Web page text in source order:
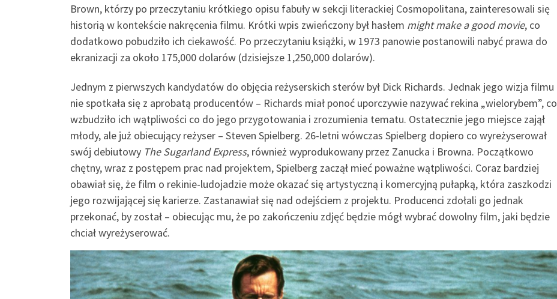
Brown, którzy po przeczytaniu krótkiego opisu fabuły w sekcji literackiej Cosmopolitana, zainteresowali się
historią w kontekście nakręcenia filmu. Krótki wpis zwieńczony był hasłem might make a good movie, co
dodatkowo pobudziło ich ciekawość. Po przeczytaniu książki, w 1973 panowie postanowili nabyć prawa do
ekranizacji za około 175,000 dolarów (dzisiejsze 1,250,000 dolarów).
Jednym z pierwszych kandydatów do objęcia reżyserskich sterów był Dick Richards. Jednak jego wizja filmu
nie spotkała się z aprobatą producentów – Richards miał ponoć uporczywie nazywać rekina „wielorybem”, co
wzbudziło ich wątpliwości co do jego przygotowania i zrozumienia tematu. Ostatecznie jego miejsce zajął
młody, ale już obiecujący reżyser – Steven Spielberg. 26-letni wówczas Spielberg dopiero co wyreżyserował
swój debiutowy The Sugarland Express, również wyprodukowany przez Zanucka i Browna. Początkowo
chętny, wraz z postępem prac nad projektem, Spielberg zaczął mieć poważne wątpliwości. Coraz bardziej
obawiał się, że film o rekinie-ludojadzie może okazać się artystyczną i komercyjną pułapką, która zaszkodzi
jego rozwijającej się karierze. Zastanawiał się nad odejściem z projektu. Producenci zdołali go jednak
przekonać, by został – obiecując mu, że po zakończeniu zdjęć będzie mógł wybrać dowolny film, jaki będzie
chciał wyreżyserować.